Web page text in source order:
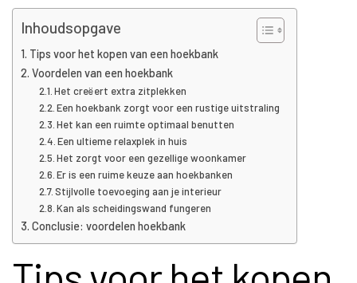
Inhoudsopgave
Tips voor het kopen van een hoekbank
Voordelen van een hoekbank
Het creëert extra zitplekken
Een hoekbank zorgt voor een rustige uitstraling
Het kan een ruimte optimaal benutten
Een ultieme relaxplek in huis
Het zorgt voor een gezellige woonkamer
Er is een ruime keuze aan hoekbanken
Stijlvolle toevoeging aan je interieur
Kan als scheidingswand fungeren
Conclusie: voordelen hoekbank